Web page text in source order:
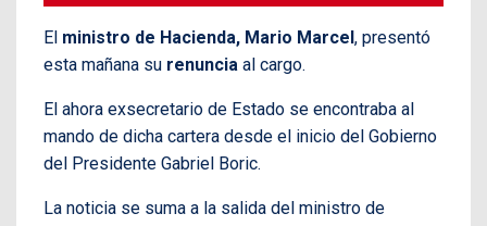
El ministro de Hacienda, Mario Marcel, presentó
esta mañana su renuncia al cargo.
El ahora exsecretario de Estado se encontraba al
mando de dicha cartera desde el inicio del Gobierno
del Presidente Gabriel Boric.
La noticia se suma a la salida del ministro de